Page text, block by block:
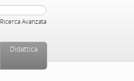
Ricerca Avanzata
Didattica